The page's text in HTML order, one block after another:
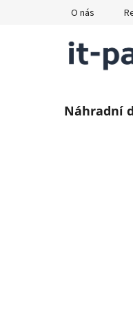
O nás
Náhradní